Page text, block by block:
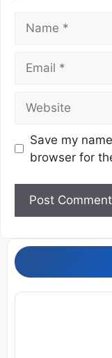
Save my
browser for